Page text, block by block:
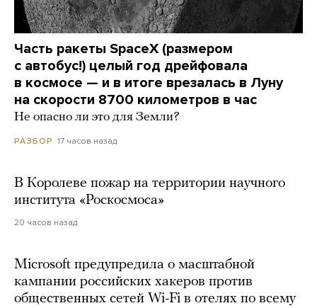
Часть ракеты SpaceX (размером
с автобус!) целый год дрейфовала
в космосе — и в итоге врезалась в Луну
на скорости 8700 километров в час
Не опасно ли это для Земли?
РАЗБОР 17 часов назад
В Королеве пожар на территории научного
института «Роскосмоса»
20 часов назад
Microsoft предупредила о масштабной
кампании российских хакеров против
общественных сетей Wi-Fi в отелях по всему